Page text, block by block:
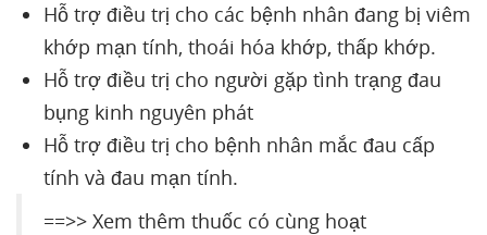
Hỗ trợ điều trị cho các bệnh nhân đang bị viêm
khớp mạn tính, thoái hóa khớp, thấp khớp.
Hỗ trợ điều trị cho người gặp tình trạng đau
bụng kinh nguyên phát
Hỗ trợ điều trị cho bệnh nhân mắc đau cấp
tính và đau mạn tính.
==>> Xem thêm thuốc có cùng hoạt